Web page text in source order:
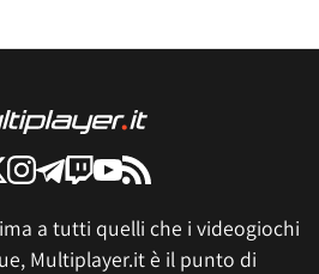
a tutti quelli che i videogiochi
Multiplayer.it è il punto di